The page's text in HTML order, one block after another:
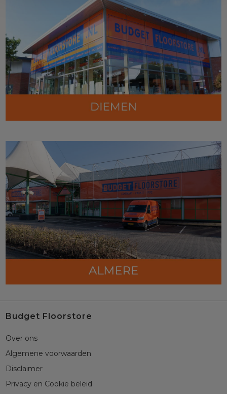
Budget Floorstore
Over ons
Algemene voorwaarden
Disclaimer
Privacy en Cookie beleid